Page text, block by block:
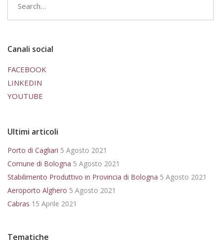
for:
Canali social
FACEBOOK
LINKEDIN
YOUTUBE
Ultimi articoli
Porto di Cagliari 5 Agosto 2021
Comune di Bologna 5 Agosto 2021
Stabilimento Produttivo in Provincia di Bologna 5 Agosto 2021
Aeroporto Alghero 5 Agosto 2021
Cabras 15 Aprile 2021
Tematiche